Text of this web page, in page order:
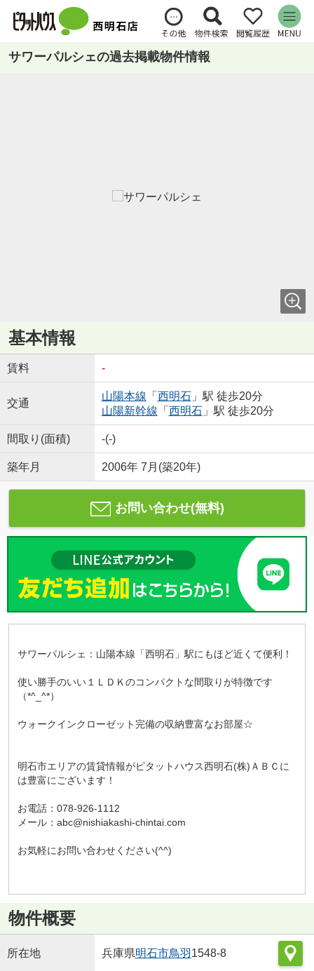
サワーパルシェの過去掲載物件情報
基本情報
賃料 -
交通
山陽本線 「 西明石」駅 徒歩20分
山陽新幹線 「 西明石」駅 徒歩20分
間取り(面積) -(-)
築年月 2006年 7月(築20年)
お問い合わせ(無料)
サワーパルシェ：山陽本線「西明石」駅にもほど近くて便利！
使い勝手のいい１ＬＤＫのコンパクトな間取りが特徴です
（*^_^*）
ウォークインクローゼット完備の収納豊富なお部屋☆
明石市エリアの賃貸情報がピタットハウス西明石(株)ＡＢＣに
は豊富にございます！
お電話：078-926-1112
メール：abc@nishiakashi-chintai.com
お気軽にお問い合わせください(^^)
物件概要
所在地 兵庫県明石市鳥羽 1548-8